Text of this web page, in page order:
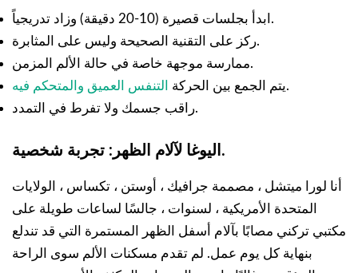
ابدأ بجلسات قصيرة (10-20 دقيقة) وزاد تدريجياً.
ركز على التقنية الصحيحة وليس على المثابرة.
ممارسة موجهة خاصة في حالة الألم المزمن.
يتم الجمع بين الحركة
التنفس العميق والمتحكم فيه
.
راقب جسمك ولا تفرط في التمدد.
اليوغا لآلام الظهر: تجربة شخصية.
أنا لورا ميتشل ، مصممة جرافيك ، أوستن ، تكساس ، الولايات
المتحدة الأمريكية ، لسنوات ، جالسًا لساعات طويلة على
مكتبي تركني مصابًا بآلام أسفل الظهر المستمرة التي قد تندلع
بنهاية كل يوم عمل. لم تقدم مسكنات الألم سوى الراحة